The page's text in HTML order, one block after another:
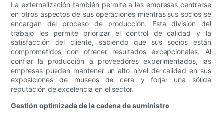
La externalización también permite a las empresas centrarse
en otros aspectos de sus operaciones mientras sus socios se
encargan del proceso de producción. Esta división del
trabajo les permite priorizar el control de calidad y la
satisfacción del cliente, sabiendo que sus socios están
comprometidos con ofrecer resultados excepcionales. Al
confiar la producción a proveedores experimentados, las
empresas pueden mantener un alto nivel de calidad en sus
exposiciones de museos de cera y forjar una sólida
reputación de excelencia en el sector.
Gestión optimizada de la cadena de suministro